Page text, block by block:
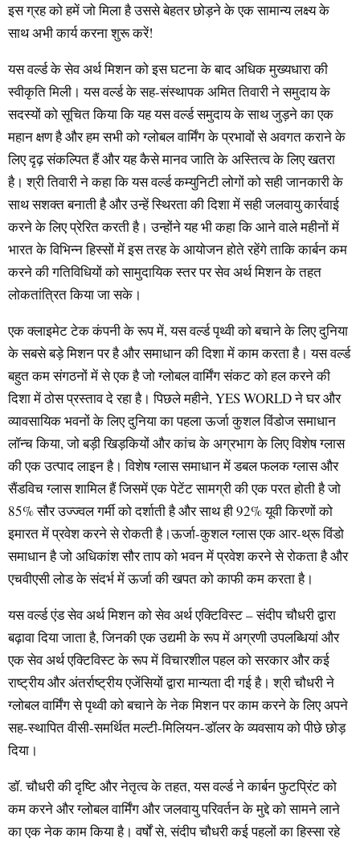
इस ग्रह को हमें जो मिला है उससे बेहतर छोड़ने के एक सामान्य लक्ष्य के
साथ अभी कार्य करना शुरू करें!
यस वर्ल्ड के सेव अर्थ मिशन को इस घटना के बाद अधिक मुख्यधारा की
स्वीकृति मिली। यस वर्ल्ड के सह-संस्थापक अमित तिवारी ने समुदाय के
सदस्यों को सूचित किया कि यह यस वर्ल्ड समुदाय के साथ जुड़ने का एक
महान क्षण है और हम सभी को ग्लोबल वार्मिंग के प्रभावों से अवगत कराने के
लिए दृढ़ संकल्पित हैं और यह कैसे मानव जाति के अस्तित्व के लिए खतरा
है। श्री तिवारी ने कहा कि यस वर्ल्ड कम्युनिटी लोगों को सही जानकारी के
साथ सशक्त बनाती है और उन्हें स्थिरता की दिशा में सही जलवायु कार्रवाई
करने के लिए प्रेरित करती है। उन्होंने यह भी कहा कि आने वाले महीनों में
भारत के विभिन्न हिस्सों में इस तरह के आयोजन होते रहेंगे ताकि कार्बन कम
करने की गतिविधियों को सामुदायिक स्तर पर सेव अर्थ मिशन के तहत
लोकतांत्रित किया जा सके।
एक क्लाइमेट टेक कंपनी के रूप में, यस वर्ल्ड पृथ्वी को बचाने के लिए दुनिया
के सबसे बड़े मिशन पर है और समाधान की दिशा में काम करता है। यस वर्ल्ड
बहुत कम संगठनों में से एक है जो ग्लोबल वार्मिंग संकट को हल करने की
दिशा में ठोस प्रस्ताव दे रहा है। पिछले महीने, YES WORLD ने घर और
व्यावसायिक भवनों के लिए दुनिया का पहला ऊर्जा कुशल विंडोज समाधान
लॉन्च किया, जो बड़ी खिड़कियों और कांच के अग्रभाग के लिए विशेष ग्लास
की एक उत्पाद लाइन है। विशेष ग्लास समाधान में डबल फलक ग्लास और
सैंडविच ग्लास शामिल हैं जिसमें एक पेटेंट सामग्री की एक परत होती है जो
85% सौर उज्ज्वल गर्मी को दर्शाती है और साथ ही 92% यूवी किरणों को
इमारत में प्रवेश करने से रोकती है।ऊर्जा-कुशल ग्लास एक आर-थ्रू विंडो
समाधान है जो अधिकांश सौर ताप को भवन में प्रवेश करने से रोकता है और
एचवीएसी लोड के संदर्भ में ऊर्जा की खपत को काफी कम करता है।
यस वर्ल्ड एंड सेव अर्थ मिशन को सेव अर्थ एक्टिविस्ट – संदीप चौधरी द्वारा
बढ़ावा दिया जाता है, जिनकी एक उद्यमी के रूप में अग्रणी उपलब्धियां और
एक सेव अर्थ एक्टिविस्ट के रूप में विचारशील पहल को सरकार और कई
राष्ट्रीय और अंतर्राष्ट्रीय एजेंसियों द्वारा मान्यता दी गई है। श्री चौधरी ने
ग्लोबल वार्मिंग से पृथ्वी को बचाने के नेक मिशन पर काम करने के लिए अपने
सह-स्थापित वीसी-समर्थित मल्टी-मिलियन-डॉलर के व्यवसाय को पीछे छोड़
दिया।
डॉ. चौधरी की दृष्टि और नेतृत्व के तहत, यस वर्ल्ड ने कार्बन फुटप्रिंट को
कम करने और ग्लोबल वार्मिंग और जलवायु परिवर्तन के मुद्दे को सामने लाने
का एक नेक काम किया है। वर्षों से, संदीप चौधरी कई पहलों का हिस्सा रहे